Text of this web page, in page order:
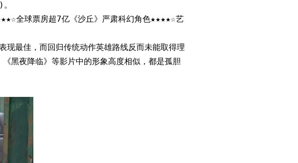
全球票房超7亿《沙丘》严肃科幻角色★★★★☆艺
现最佳，而回归传统动作英雄路线反而未能取得理
黑夜降临》等影片中的形象高度相似，都是孤胆